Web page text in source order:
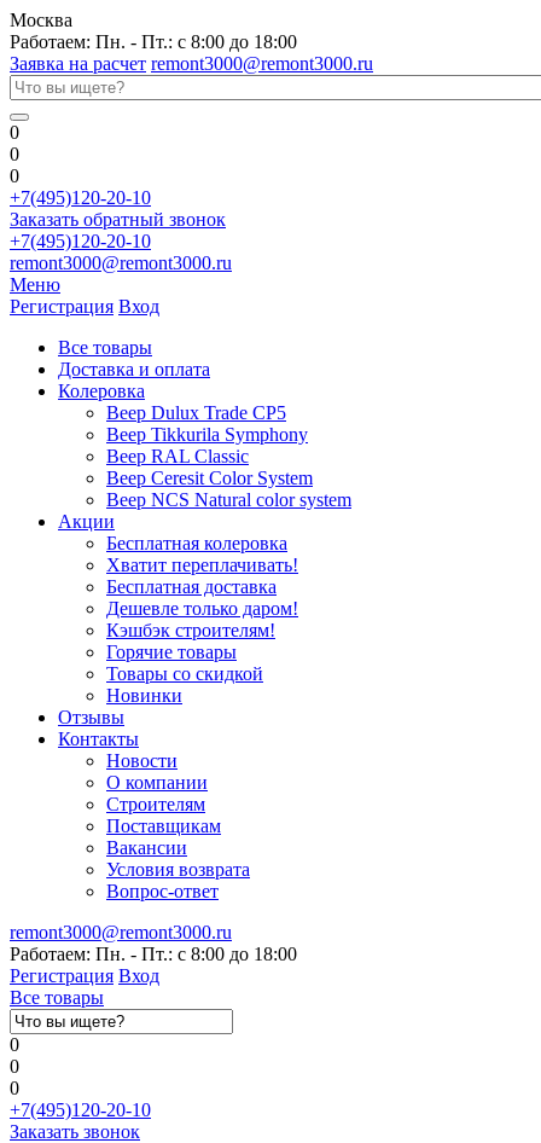
Москва
Работаем: Пн. - Пт.: с 8:00 до 18:00
Заявка на расчет remont3000@remont3000.ru
0
0
0
+7(495)120-20-10
Заказать обратный звонок
+7(495)120-20-10
remont3000@remont3000.ru
Меню
Регистрация Вход
Все товары
Доставка и оплата
Колеровка
Веер Dulux Trade CP5
Веер Tikkurila Symphony
Веер RAL Classic
Веер Ceresit Color System
Веер NCS Natural color system
Акции
Бесплатная колеровка
Хватит переплачивать!
Бесплатная доставка
Дешевле только даром!
Кэшбэк строителям!
Горячие товары
Товары со скидкой
Новинки
Отзывы
Контакты
Новости
О компании
Строителям
Поставщикам
Вакансии
Условия возврата
Вопрос-ответ
remont3000@remont3000.ru
Работаем: Пн. - Пт.: с 8:00 до 18:00
Регистрация Вход
Все товары
0
0
0
+7(495)120-20-10
Заказать звонок